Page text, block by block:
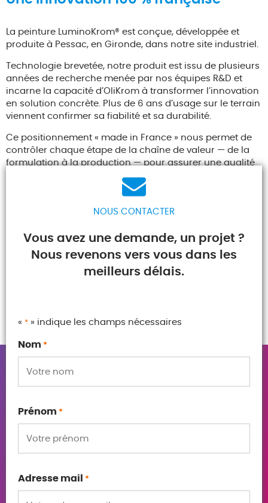
La peinture LuminoKrom® est conçue, développée et
produite à Pessac, en Gironde, dans notre site industriel.
Technologie brevetée, notre produit est issu de plusieurs
années de recherche menée par nos équipes R&D et
incarne la capacité d’OliKrom à transformer l’innovation
en solution concrète. Plus de 6 ans d’usage sur le terrain
viennent confirmer sa fiabilité et sa durabilité.
Ce positionnement « made in France » nous permet de
contrôler chaque étape de la chaîne de valeur — de la
formulation à la production — pour assurer une qualité
constante, une traçabilité totale et une grande réactivité
face aux besoins spécifiques de nos clients.
Avec plus de 6 ans de retour d’expérience sur le terrain,
performance et sa durabilité, même dans des conditions
climatiques extrêmes. C’est la preuve qu’une innovation
française peut répondre aux défis concrets de la
sécurité et de la transition énergétique à l’échelle
NOUS CONTACTER
Vous avez une demande, un projet ?
Nous revenons vers vous dans les
meilleurs délais.
« * » indique les champs nécessaires
Nom *
Prénom *
Adresse mail *